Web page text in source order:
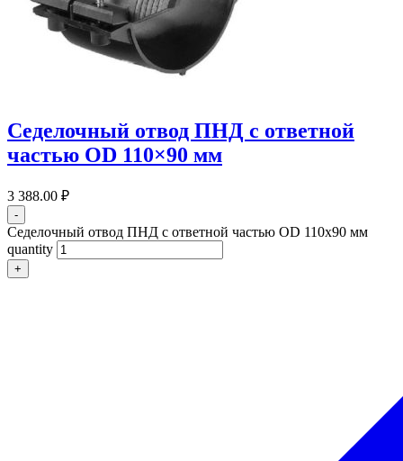
Седелочный отвод ПНД с ответной
частью OD 110×90 мм
3 388.00 ₽
-
Седелочный отвод ПНД с ответной частью OD 110x90 мм
quantity
+